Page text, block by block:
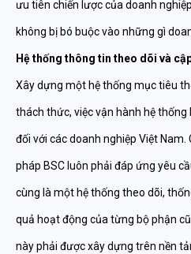
ưu tiên chiến lược của doanh
không bị bó buộc vào những gì
Hệ thống thông tin theo dõi và
Xây dựng một hệ thống mục tiêu
thách thức, việc vận hành hệ
đối với các doanh nghiệp Việt
pháp BSC luôn phải đáp ứng yêu
cùng là một hệ thống theo dõi,
quả hoạt động của từng bộ phận
này phải được xây dựng trên nền